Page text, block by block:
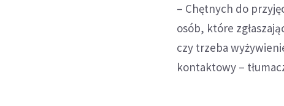
– Chętnych do
osób, które
czy trzeba
kontaktowy –